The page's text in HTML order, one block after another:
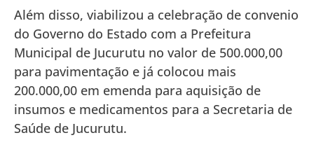
Além disso, viabilizou a celebração de convenio
do Governo do Estado com a Prefeitura
Municipal de Jucurutu no valor de 500.000,00
para pavimentação e já colocou mais
200.000,00 em emenda para aquisição de
insumos e medicamentos para a Secretaria de
Saúde de Jucurutu.